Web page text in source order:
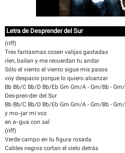
Letra de Desprender del Sur
(riff)
Tres fantasmas cosen valijas gastadas
ríen, bailan y me recuerdan tu andar
Sólo el viento el viento sigue mis pasos
voy despacio porque lo quiero alcanzar
Bb Bb/C Bb/D Bb/Eb Gm Gm/A - Gm/Bb -
Des-pren-der del Sur
Bb Bb/C Bb/D Bb/Eb Gm Gm/A - Gm/Bb -
y mo--jar mi voz
en a--gua con sal
(riff)
Verde campo en tu figura rosada
Cables negros cortan el cielo detrás